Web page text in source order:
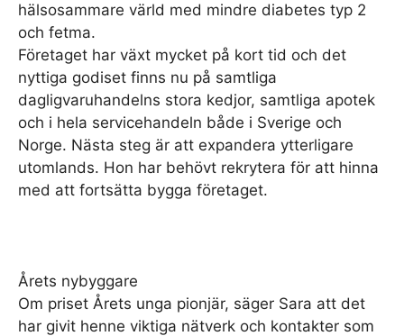
hälsosammare värld med mindre diabetes typ 2
och fetma.
Företaget har växt mycket på kort tid och det
nyttiga godiset finns nu på samtliga
dagligvaruhandelns stora kedjor, samtliga apotek
och i hela servicehandeln både i Sverige och
Norge. Nästa steg är att expandera ytterligare
utomlands. Hon har behövt rekrytera för att hinna
med att fortsätta bygga företaget.
Årets nybyggare
Om priset Årets unga pionjär, säger Sara att det
har givit henne viktiga nätverk och kontakter som